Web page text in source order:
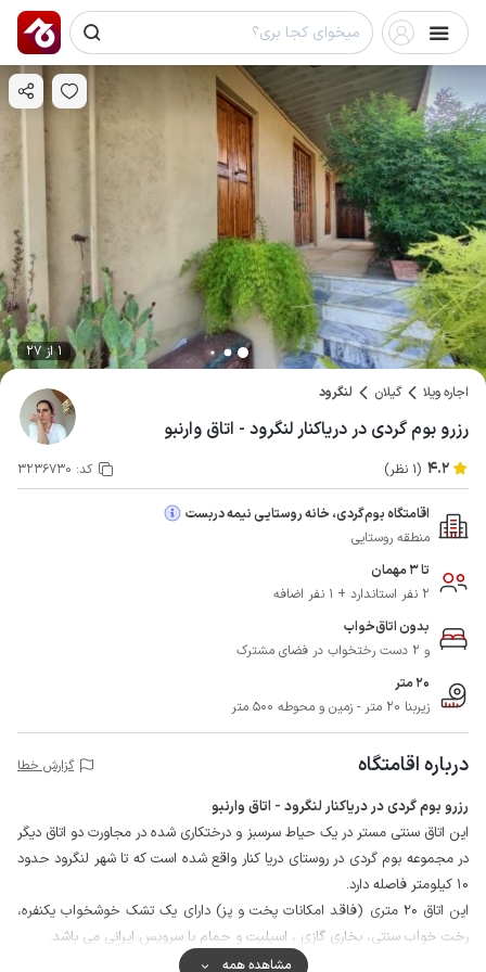
1 از 27
اجاره ویلا گیلان لنگرود
رزرو بوم گردی در دریاکنار لنگرود - اتاق وارنبو
4.2 (1 نظر) کد: 3236730
اقامتگاه بوم‌گردی، خانه روستایی نیمه دربست
منطقه روستایی
تا 3 مهمان
2 نفر استاندارد + 1 نفر اضافه
بدون اتاق‌خواب
و 2 دست رختخواب در فضای مشترک
20 متر
زیربنا 20 متر - زمین و محوطه 500 متر
درباره اقامتگاه گزارش خطا
رزرو بوم گردی در دریاکنار لنگرود - اتاق وارنبو
این اتاق سنتی مستر در یک حیاط سرسبز و درختکاری شده در مجاورت دو اتاق دیگر
در مجموعه بوم گردی در روستای دریا کنار واقع شده است که تا شهر لنگرود حدود
10 کیلومتر فاصله دارد.
این اتاق 20 متری (فاقد امکانات پخت و پز) دارای یک تشک خوشخواب یکنفره،
رخت خواب سنتی، بخاری گازی ، اسپلیت و حمام با سرویس ایرانی می باشد.
اطراف حیاط مجموعه با دیوار محصور شده است و میزبان نیز در محوطه سکونت
مشاهده همه